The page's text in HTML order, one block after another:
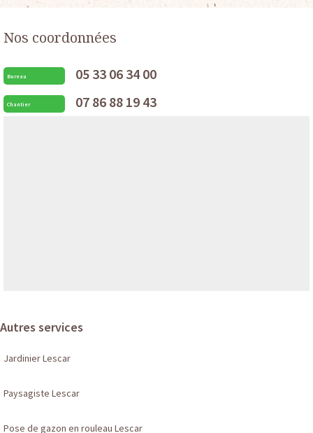
Nos coordonnées
Bureau 05 33 06 34 00
Chantier 07 86 88 19 43
Autres services
Jardinier Lescar
Paysagiste Lescar
Pose de gazon en rouleau Lescar